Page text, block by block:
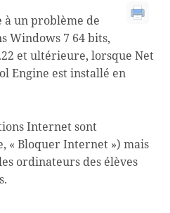
un problème de
Windows 7 64 bits,
et ultérieure, lorsque Net
Engine est installé en
Internet sont
« Bloquer Internet ») mais
ordinateurs des élèves